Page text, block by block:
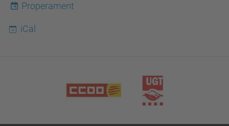
Properament
iCal